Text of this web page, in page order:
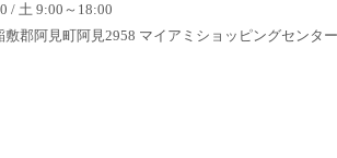
/ 土 9:00～18:00
敷郡阿見町阿見2958 マイアミショッピングセンタ